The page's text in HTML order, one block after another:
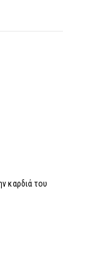
καρδιά του